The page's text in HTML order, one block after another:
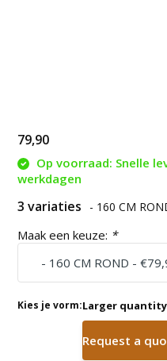
79,90
Op voorraad: Snelle
werkdagen
3 variaties - 160 CM
Maak een keuze: *
Kies je vorm:Larger
Request a